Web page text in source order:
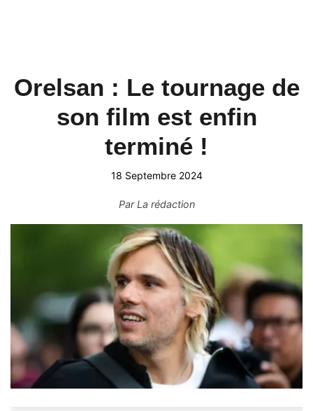
Orelsan : Le tournage de
son film est enfin
terminé !
18 Septembre 2024
ParLa rédaction